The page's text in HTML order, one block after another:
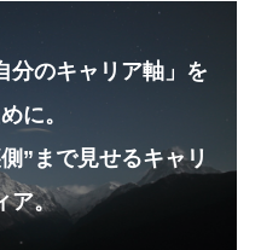
分のキャリア軸」を
に。
”まで見せるキャリ
ア。